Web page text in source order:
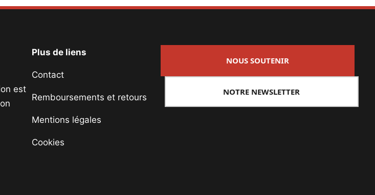
est
Plus de liens
Contact
Remboursements et retours
Mentions légales
Cookies
NOUS SOUTENIR
NOTRE NEWSLETTER